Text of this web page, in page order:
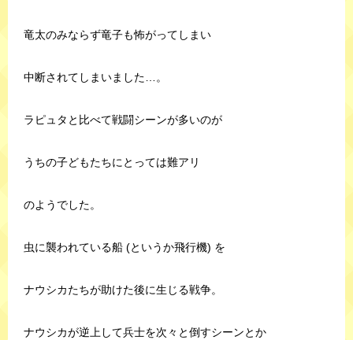
竜太のみならず竜子も怖がってしまい
中断されてしまいました…。
ラピュタと比べて戦闘シーンが多いのが
うちの子どもたちにとっては難アリ
のようでした。
虫に襲われている船 (というか飛行機) を
ナウシカたちが助けた後に生じる戦争。
ナウシカが逆上して兵士を次々と倒すシーンとか